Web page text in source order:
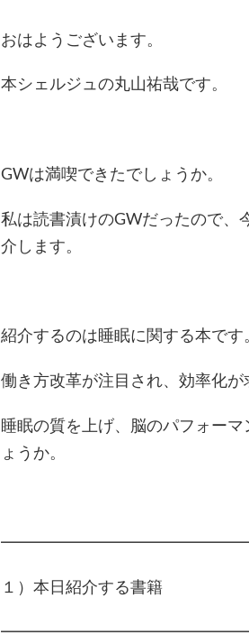
おはようございます。
本シェルジュの丸山祐哉です。
GWは満喫できたでしょうか。
私は読書漬けのGWだったので、
介します。
紹介するのは睡眠に関する本です。
働き方改革が注目され、効率化が
睡眠の質を上げ、脳のパフォー
ょうか。
１）本日紹介する書籍